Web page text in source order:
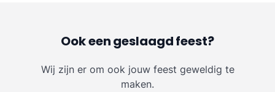
Ook een geslaagd feest?
Wij zijn er om ook jouw feest geweldig te
maken.